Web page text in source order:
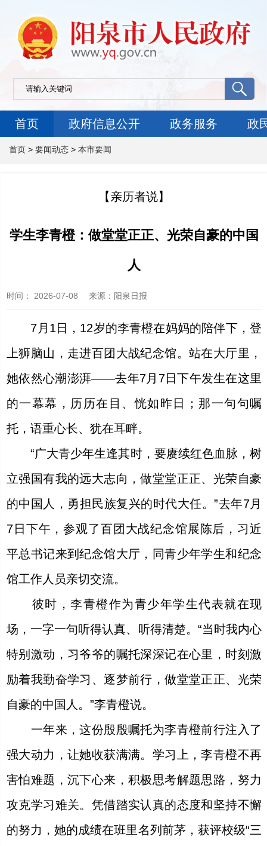
首页 政府信息公开 政务服务 政
首页 > 要闻动态 > 本市要闻
【亲历者说】
学生李青橙：做堂堂正正、光荣自豪的中国
人
时间： 2026-07-08 来源 ：阳泉日报
7月1日，12岁的李青橙在妈妈的陪伴下，登
上狮脑山，走进百团大战纪念馆。站在大厅里，
她依然心潮澎湃——去年7月7日下午发生在这里
的一幕幕，历历在目、恍如昨日；那一句句嘱
托，语重心长、犹在耳畔。
“广大青少年生逢其时，要赓续红色血脉，树
立强国有我的远大志向，做堂堂正正、光荣自豪
的中国人，勇担民族复兴的时代大任。”去年7月
7日下午，参观了百团大战纪念馆展陈后，习近
平总书记来到纪念馆大厅，同青少年学生和纪念
馆工作人员亲切交流。
彼时，李青橙作为青少年学生代表就在现
场，一字一句听得认真、听得清楚。“当时我内心
特别激动，习爷爷的嘱托深深记在心里，时刻激
励着我勤奋学习、逐梦前行，做堂堂正正、光荣
自豪的中国人。”李青橙说。
一年来，这份殷殷嘱托为李青橙前行注入了
强大动力，让她收获满满。学习上，李青橙不再
害怕难题，沉下心来，积极思考解题思路，努力
攻克学习难关。凭借踏实认真的态度和坚持不懈
的努力，她的成绩在班里名列前茅，获评校级“三